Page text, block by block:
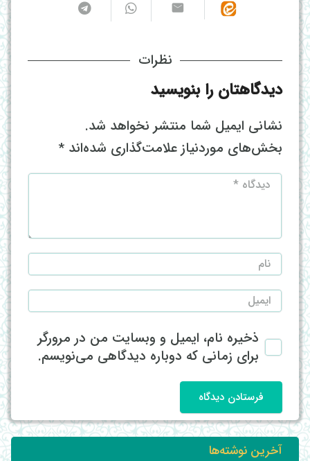
نظرات
دیدگاهتان را بنویسید
نشانی ایمیل شما منتشر نخواهد شد.
بخش‌های موردنیاز علامت‌گذاری شده‌اند *
ذخیره نام، ایمیل و وبسایت من در مرورگر
برای زمانی که دوباره دیدگاهی می‌نویسم.
فرستادن دیدگاه
آخرین نوشته‌ها